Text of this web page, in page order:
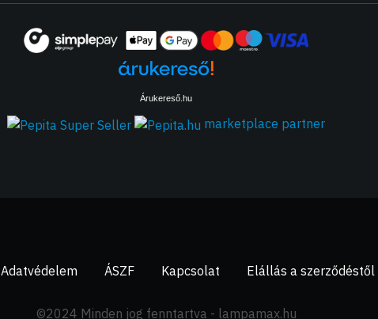
Árukereső.hu
marketplace partner
Adatvédelem ÁSZF Kapcsolat Elállás a szerződéstől
©2024 Minden jog fenntartva - lampamax.hu